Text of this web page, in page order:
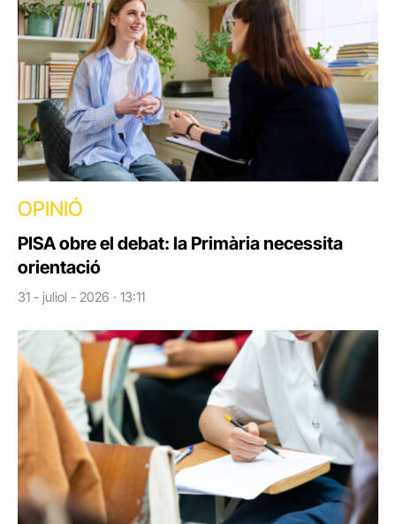
OPINIÓ
PISA obre el debat: la Primària necessita
orientació
31 - juliol - 2026 · 13:11